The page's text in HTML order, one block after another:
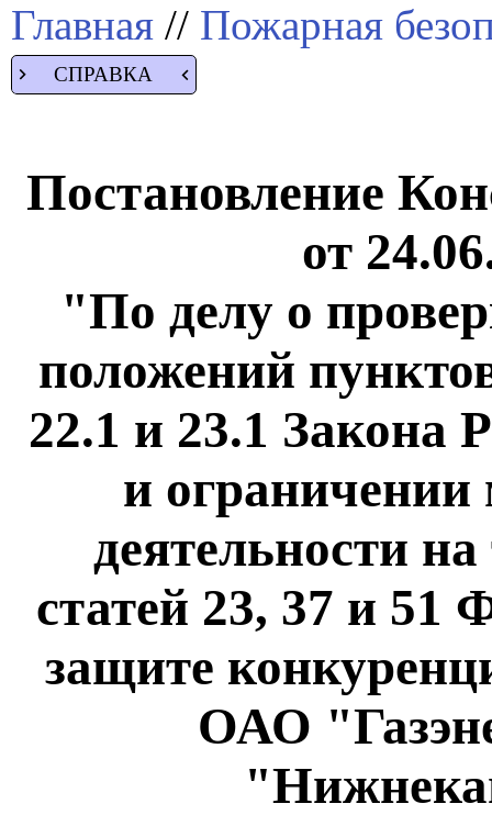
Главная // Пожарная
СПРАВКА
Постановление
от
"По делу о
положений
22.1 и 23.1
и ограничении
деятельности
статей 23, 37 и 51
защите
ОАО